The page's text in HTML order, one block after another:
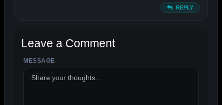
REPLY
Leave a Comment
MESSAGE
ALTERNATIVE: